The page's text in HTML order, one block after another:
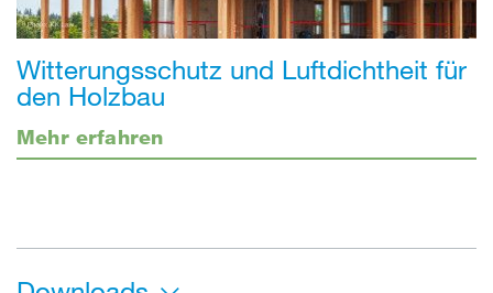
Witterungsschutz und Luftdichtheit für
den Holzbau
Mehr erfahren